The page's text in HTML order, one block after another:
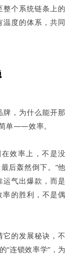
个系统链条上的
度的体系，共同
，为什么能开那
单——效率。
效率上，不是没
后轰然倒下。”他
气出爆款，而是
的胜利，不是偶
的发展秘诀，不
“连锁效率学”，为